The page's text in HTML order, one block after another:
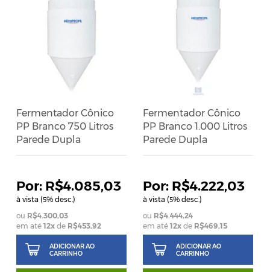
Fermentador Cônico
PP Branco 750 Litros
Parede Dupla
R$4.085,03
à vista (5% desc.)
R$4.300,03
em até12x de R$453,92
ADICIONAR AO
CARRINHO
Fermentador Cônico
PP Branco 1.000 Litros
Parede Dupla
R$4.222,03
à vista (5% desc.)
R$4.444,24
em até 12xde R$469,15
ADICIONAR AO
CARRINHO